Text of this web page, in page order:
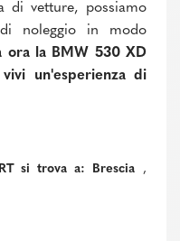
di vetture, possiamo
noleggio in modo
ora la BMW 530 XD
un'esperienza di
si trova a: Brescia
,